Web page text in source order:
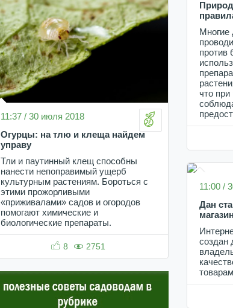
11:37 / 30 июля 2018
Огурцы: на тлю и клеща найдем
управу
Тли и паутинный клещ способны
нанести непоправимый ущерб
культурным растениям. Бороться с
этими прожорливыми
«приживалами» садов и огородов
помогают химические и
биологические препараты.
8 2751
Многие
против
что
11:00 /
Дан
создан